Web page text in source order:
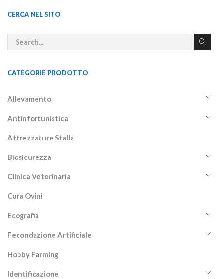
CERCA NEL SITO
CATEGORIE PRODOTTO
Allevamento
Antinfortunistica
Attrezzature Stalla
Biosicurezza
Clinica Veterinaria
Cura Ovini
Ecografia
Fecondazione Artificiale
Hobby Farming
Identificazione